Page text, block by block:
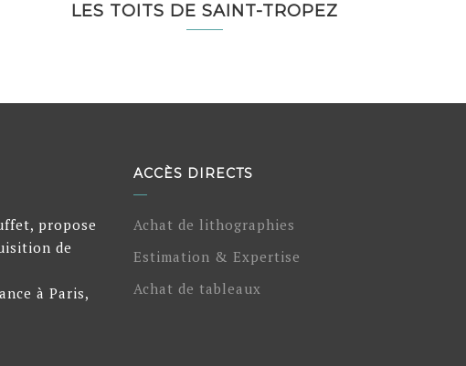
LES TOITS DE SAINT-TROPEZ
propose
de
à Paris,
ACCÈS DIRECTS
Achat de lithographies
Estimation & Expertise
Achat de tableaux